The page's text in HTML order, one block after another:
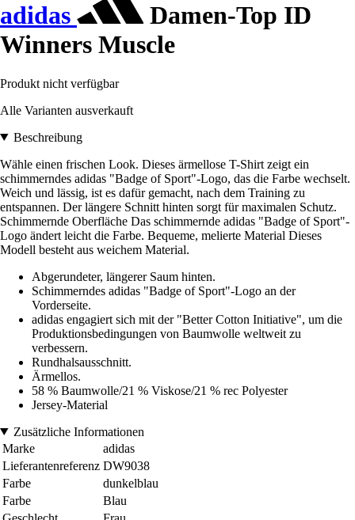
adidas
Damen-Top ID
Winners Muscle
Produkt nicht verfügbar
Alle Varianten ausverkauft
Beschreibung
Wähle einen frischen Look. Dieses ärmellose T-Shirt zeigt ein
schimmerndes adidas "Badge of Sport"-Logo, das die Farbe wechselt.
Weich und lässig, ist es dafür gemacht, nach dem Training zu
entspannen. Der längere Schnitt hinten sorgt für maximalen Schutz.
Schimmernde Oberfläche Das schimmernde adidas "Badge of Sport"-
Logo ändert leicht die Farbe. Bequeme, melierte Material Dieses
Modell besteht aus weichem Material.
Abgerundeter, längerer Saum hinten.
Schimmerndes adidas "Badge of Sport"-Logo an der
Vorderseite.
adidas engagiert sich mit der "Better Cotton Initiative", um die
Produktionsbedingungen von Baumwolle weltweit zu
verbessern.
Rundhalsausschnitt.
Ärmellos.
58 % Baumwolle/21 % Viskose/21 % rec Polyester
Jersey-Material
Zusätzliche Informationen
Marke
adidas
Lieferantenreferenz DW9038
Farbe
dunkelblau
Farbe
Blau